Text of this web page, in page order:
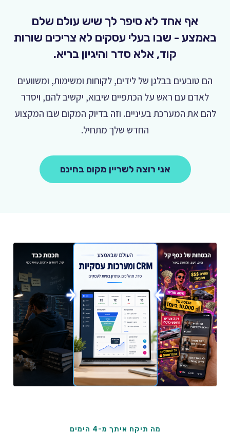
אף אחד לא סיפר לך שיש עולם שלם
- שבו בעלי עסקים לא צריכים שורות
קוד, אלא סדר והיגיון בריא.
הם טובעים בבלגן של לידים, לקוחות ומשימות, ומשוועים
לאדם עם ראש על הכתפיים שיבוא, יקשיב להם, ויסדר
את המערכת בעיניים. וזה בדיוק המקום שבו המקצוע
החדש שלך מתחיל.
אני רוצה לשריין מקום בחינם
מה תיקח איתך מ-4 הימים